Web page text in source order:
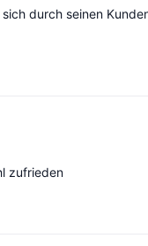
durch seinen
zufrieden